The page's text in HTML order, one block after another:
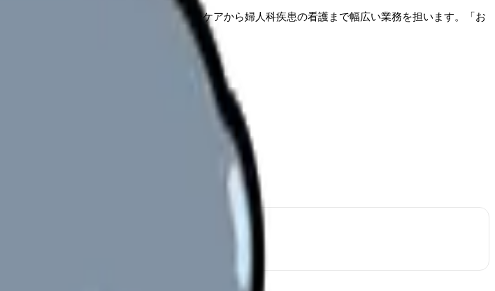
。
分娩介助のサポート、母乳指導、産後ケアから婦人科疾患の看護まで幅広い業務を担います。「お
です。